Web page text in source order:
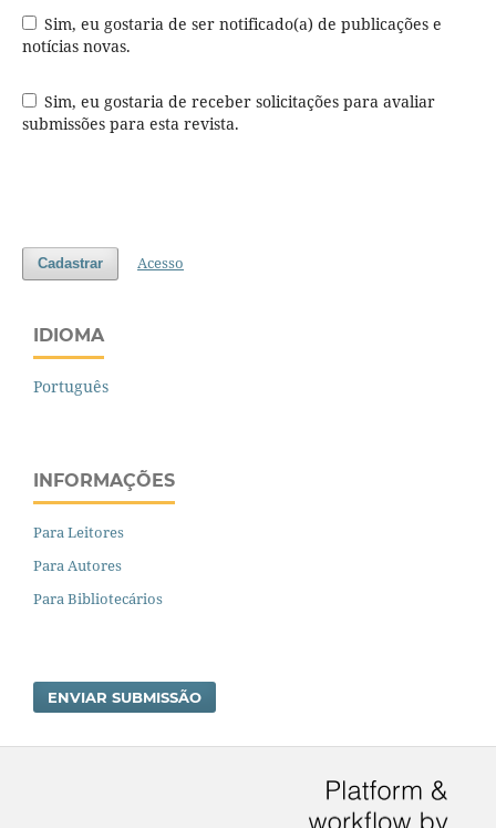
Sim, eu gostaria de ser notificado(a) de publicações e
notícias novas.
Sim, eu gostaria de receber solicitações para avaliar
submissões para esta revista.
Cadastrar Acesso
IDIOMA
Português
INFORMAÇÕES
Para Leitores
Para Autores
Para Bibliotecários
ENVIAR SUBMISSÃO